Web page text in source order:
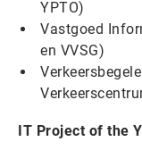
YPTO)
Vastgoed
en VVSG)
IT Project of the